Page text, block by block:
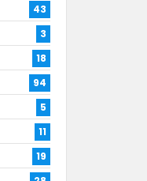
43
3
18
94
5
11
19